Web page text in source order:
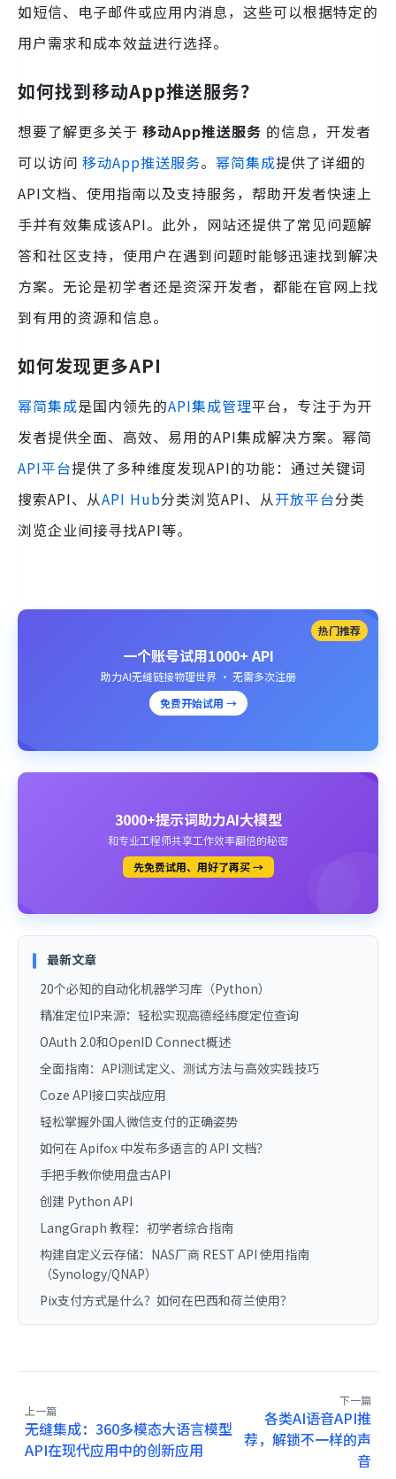
如短信、电子邮件或应用内消息，这些可以根据特定的
用户需求和成本效益进行选择。
如何找到移动App推送服务？
想要了解更多关于 移动App推送服务 的信息，开发者
可以访问 移动App推送服务。 幂简集成提供了详细的
API文档、使用指南以及支持服务，帮助开发者快速上
手并有效集成该API。此外，网站还提供了常见问题解
答和社区支持，使用户在遇到问题时能够迅速找到解决
方案。无论是初学者还是资深开发者，都能在官网上找
到有用的资源和信息。
如何发现更多API
幂简集成是国内领先的API集成管理平台，专注于为开
发者提供全面、高效、易用的API集成解决方案。幂简
API平台提供了多种维度发现API的功能：通过关键词
搜索API、从API Hub分类浏览API、从开放平台分类
浏览企业间接寻找API等。
热门推荐
一个账号试用1000+ API
助力AI无缝链接物理世界 · 无需多次注册
免费开始试用 →
3000+提示词助力AI大模型
和专业工程师共享工作效率翻倍的秘密
先免费试用、用好了再买 →
最新文章
20个必知的自动化机器学习库（Python）
精准定位IP来源：轻松实现高德经纬度定位查询
OAuth 2.0和OpenID Connect概述
全面指南：API测试定义、测试方法与高效实践技巧
Coze API接口实战应用
轻松掌握外国人微信支付的正确姿势
如何在 Apifox 中发布多语言的 API 文档？
手把手教你使用盘古API
创建 Python API
LangGraph 教程：初学者综合指南
构建自定义云存储：NAS厂商 REST API 使用指南
（Synology/QNAP）
Pix支付方式是什么？如何在巴西和荷兰使用？
上一篇
无缝集成：360多模态大语言模型
API在现代应用中的创新应用
下一篇
各类AI语音API推
荐，解锁不一样的声
音